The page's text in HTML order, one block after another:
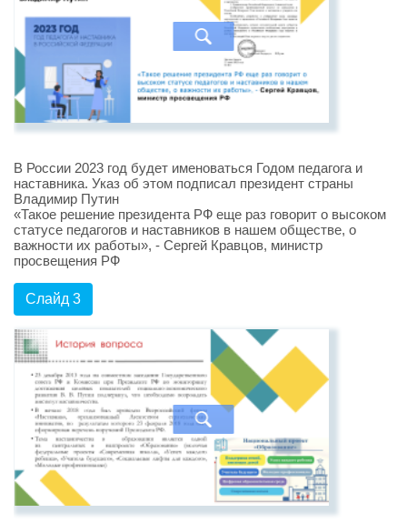
В России 2023 год будет именоваться Годом педагога и
наставника. Указ об этом подписал президент страны
Владимир Путин
«Такое решение президента РФ еще раз говорит о высоком
статусе педагогов и наставников в нашем обществе, о
важности их работы», - Сергей Кравцов, министр
просвещения РФ
Слайд 3